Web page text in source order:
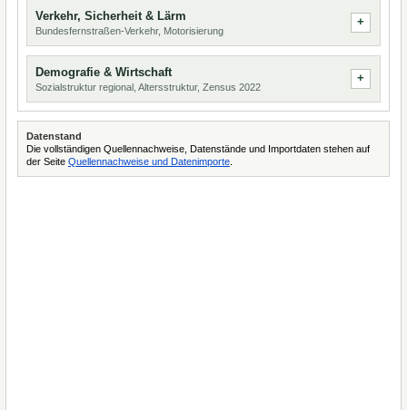
Verkehr, Sicherheit & Lärm
Bundesfernstraßen-Verkehr, Motorisierung
Demografie & Wirtschaft
Sozialstruktur regional, Altersstruktur, Zensus 2022
Datenstand
Die vollständigen Quellennachweise, Datenstände und Importdaten stehen auf
der Seite Quellennachweise und Datenimporte